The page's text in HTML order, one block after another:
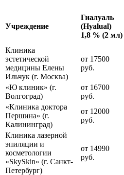
Учреждение
Гиалуаль
(Hyalual)
1,8 % (2 мл)
Клиника
эстетической
медицины Елены
Ильчук (г. Москва)
от 17500
руб.
«Ю клиник» (г.
Волгоград)
от 16700
руб.
«Клиника доктора
Першина» (г.
Калининград)
от 12000
руб.
Клиника лазерной
эпиляции и
косметологии
«SkySkin» (г. Санкт-
Петербург)
от 14990
руб.